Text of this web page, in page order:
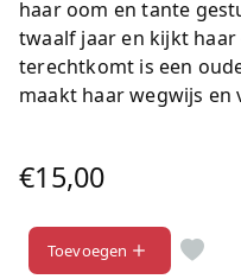
haar oom en tante
twaalf jaar en kijkt
terechtkomt is een
maakt haar wegwijs en
€15,00
Toevoegen